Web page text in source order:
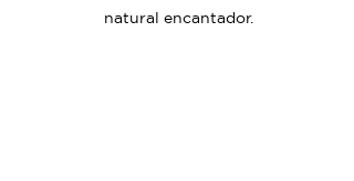
natural encantador.